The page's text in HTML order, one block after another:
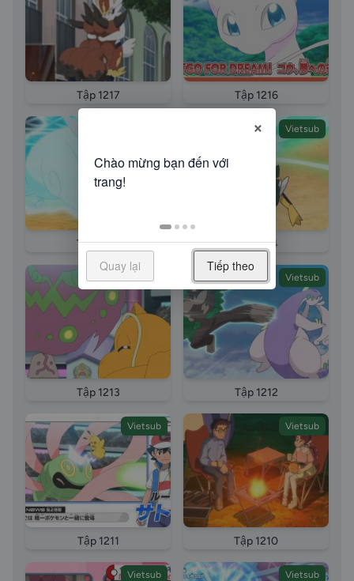
Tập 1217 Tập 1216
Tập 1215
Vietsub
Tập 1214
Vietsub
Tập 1213
Vietsub
Tập 1212
Vietsub
Tập 1211
Vietsub
Tập 1210
Vietsub Vietsub
×
Quay lại Tiếp theo